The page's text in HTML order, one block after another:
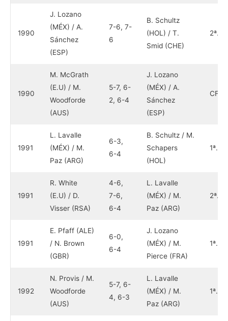
1990
J. Lozano
(MÉX) / A.
Sánchez
(ESP)
7-6, 7-
6
B. Schultz
(HOL) / T.
Smid (CHE)
2ª.
1990
M. McGrath
(E.U) / M.
Woodforde
(AUS)
5-7, 6-
2, 6-4
J. Lozano
(MÉX) / A.
Sánchez
(ESP)
CF
1991
L. Lavalle
(MÉX) / M.
Paz (ARG)
6-3,
6-4
B. Schultz / M.
Schapers
(HOL)
1ª.
1991
R. White
(E.U) / D.
Visser (RSA)
4-6,
7-6,
6-4
L. Lavalle
(MÉX) / M.
Paz (ARG)
2ª.
1991
E. Pfaff (ALE)
/ N. Brown
(GBR)
6-0,
6-4
J. Lozano
(MÉX) / M.
Pierce (FRA)
1ª.
1992
N. Provis / M.
Woodforde
(AUS)
5-7, 6-
4, 6-3
L. Lavalle
(MÉX) / M.
Paz (ARG)
1ª.